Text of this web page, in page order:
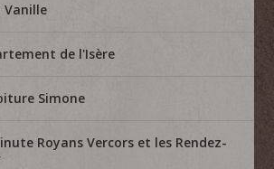
Vanille
de l'Isère
Simone
Royans Vercors et les Rendez-